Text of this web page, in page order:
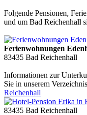
Folgende Pensionen,
und um Bad Reichenhall
Ferienwohnungen
83435 Bad Reichenhall
Informationen zur
Sie in unserem
Reichenhall
83435 Bad Reichenhall